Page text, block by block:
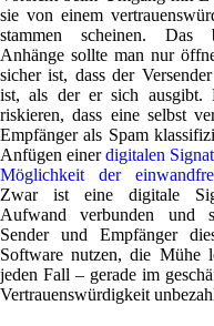
sie von einem
stammen scheinen. Das
Anhänge sollte man nur
sicher ist, dass der
ist, als der er sich ausgibt.
riskieren, dass eine selbst
Empfänger als Spam
Anfügen einerdigitalen
Möglichkeit der
Zwar ist eine digitale
Aufwand verbunden und
Sender und Empfänger
Software nutzen, die Mühe
jeden Fall – gerade im
Vertrauenswürdigkeit